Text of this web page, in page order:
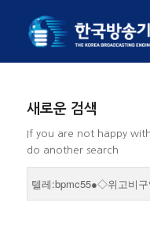
새로운 검색
If you are not happy
do another search